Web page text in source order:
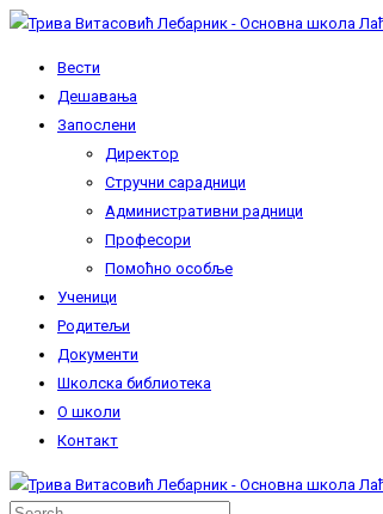
Вести
Дешавања
Запослени
Директор
Стручни сарадници
Административни радници
Професори
Помоћно особље
Ученици
Родитељи
Документи
Школска библиотека
О школи
Контакт